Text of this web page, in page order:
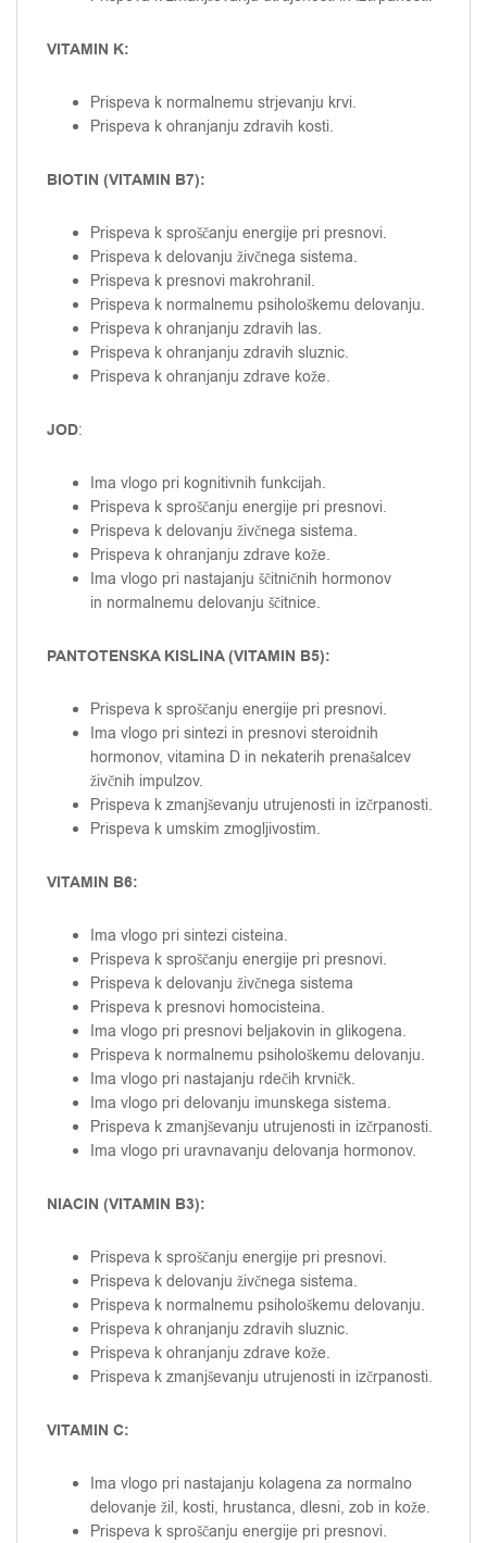
VITAMIN K:
Prispeva k normalnemu strjevanju krvi.
Prispeva k ohranjanju zdravih kosti.
BIOTIN (VITAMIN B7):
Prispeva k sproščanju energije pri presnovi.
Prispeva k delovanju živčnega sistema.
Prispeva k presnovi makrohranil.
Prispeva k normalnemu psihološkemu delovanju.
Prispeva k ohranjanju zdravih las.
Prispeva k ohranjanju zdravih sluznic.
Prispeva k ohranjanju zdrave kože.
JOD:
Ima vlogo pri kognitivnih funkcijah.
Prispeva k sproščanju energije pri presnovi.
Prispeva k delovanju živčnega sistema.
Prispeva k ohranjanju zdrave kože.
Ima vlogo pri nastajanju ščitničnih hormonov
in normalnemu delovanju ščitnice.
PANTOTENSKA KISLINA (VITAMIN B5):
Prispeva k sproščanju energije pri presnovi.
Ima vlogo pri sintezi in presnovi steroidnih
hormonov, vitamina D in nekaterih prenašalcev
živčnih impulzov.
Prispeva k zmanjševanju utrujenosti in izčrpanosti.
Prispeva k umskim zmogljivostim.
VITAMIN B6:
Ima vlogo pri sintezi cisteina.
Prispeva k sproščanju energije pri presnovi.
Prispeva k delovanju živčnega sistema
Prispeva k presnovi homocisteina.
Ima vlogo pri presnovi beljakovin in glikogena.
Prispeva k normalnemu psihološkemu delovanju.
Ima vlogo pri nastajanju rdečih krvničk.
Ima vlogo pri delovanju imunskega sistema.
Prispeva k zmanjševanju utrujenosti in izčrpanosti.
Ima vlogo pri uravnavanju delovanja hormonov.
NIACIN (VITAMIN B3):
Prispeva k sproščanju energije pri presnovi.
Prispeva k delovanju živčnega sistema.
Prispeva k normalnemu psihološkemu delovanju.
Prispeva k ohranjanju zdravih sluznic.
Prispeva k ohranjanju zdrave kože.
Prispeva k zmanjševanju utrujenosti in izčrpanosti.
VITAMIN C:
Ima vlogo pri nastajanju kolagena za normalno
delovanje žil, kosti, hrustanca, dlesni, zob in kože.
Prispeva k sproščanju energije pri presnovi.